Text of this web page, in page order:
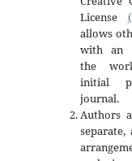
License
allows
with an
the
initial
journal.
Authors